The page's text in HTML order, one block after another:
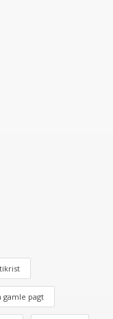
gamle pagt